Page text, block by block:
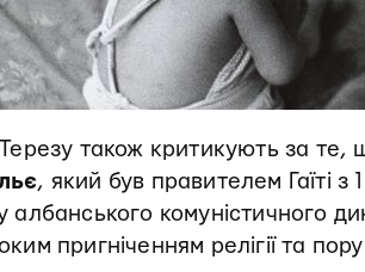
також критикують за те,
, який був правителем Гаїті з
албанського комуністичного
пригніченням релігії та